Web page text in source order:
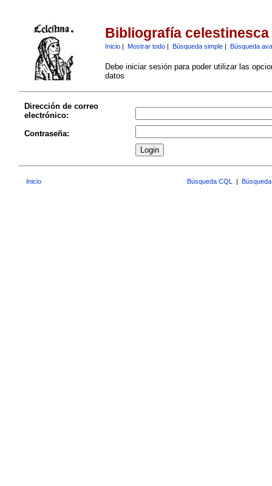
Bibliografía celestinesca
Inicio| Mostrar todo| Búsqueda simple| Búsqueda
Debe iniciar sesión para poder utilizar las
datos
Dirección de correo
electrónico:
Contraseña:
Inicio Búsqueda CQL |